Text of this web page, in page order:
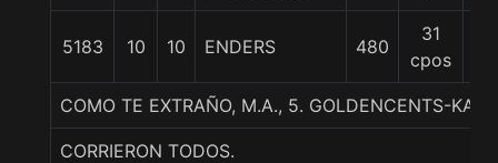
5183 10 10 ENDERS 480
31
cpos
COMO TE EXTRAÑO, M.A., 5. GOLDENCENTS-KA
CORRIERON TODOS.